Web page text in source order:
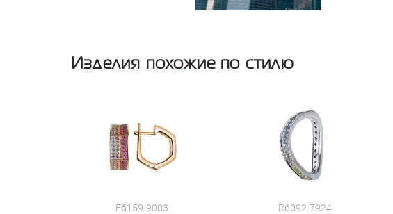
Изделия похожие по стилю
E6159-9003 R6092-7924